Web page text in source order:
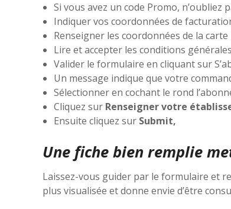
Si vous avez un code Promo, n’oubliez
Indiquer vos coordonnées de
Renseigner les coordonnées de la carte
Lire et accepter les conditions
Valider le formulaire en cliquant sur
Un message indique que votre
Sélectionner en cochant le rond
Cliquez sur Renseigner votre
Ensuite cliquez sur Submit,
Une fiche bien remplie
Laissez-vous guider par le formulaire et
plus visualisée et donne envie d’être